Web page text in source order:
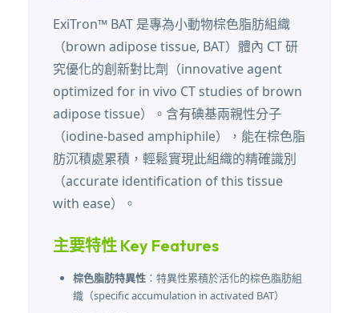
ExiTron™ BAT 是專為小動物棕色脂肪組織
（brown adipose tissue, BAT）體內 CT 研
究優化的創新對比劑（innovative agent
optimized for in vivo CT studies of brown
adipose tissue）。含有碘基兩親性分子
（iodine-based amphiphile），能在棕色脂
肪沉積處累積，輕鬆實現此組織的精確識別
（accurate identification of this tissue
with ease）。
主要特性 Key Features
棕色脂肪特異性 ：特異性累積於活化的棕色脂肪組
織（specific accumulation in activated BAT）